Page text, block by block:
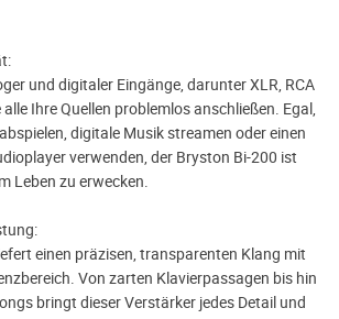
und digitaler Eingänge, darunter XLR, RCA
alle Ihre Quellen problemlos anschließen. Egal,
digitale Musik streamen oder einen
verwenden, der Bryston Bi-200 ist
Leben zu erwecken.
einen präzisen, transparenten Klang mit
Von zarten Klavierpassagen bis hin
bringt dieser Verstärker jedes Detail und